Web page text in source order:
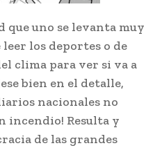
que uno se levanta muy
los deportes o de
clima para ver si va a
bien en el detalle,
nacionales no
incendio! Resulta y
de las grandes